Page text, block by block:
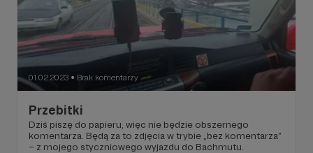
01.02.2023 ● Brak komentarzy
Przebitki
Dziś piszę do papieru, więc nie będzie obszernego
komentarza. Będą za to zdjęcia w trybie „bez komentarza”
– z mojego styczniowego wyjazdu do Bachmutu.